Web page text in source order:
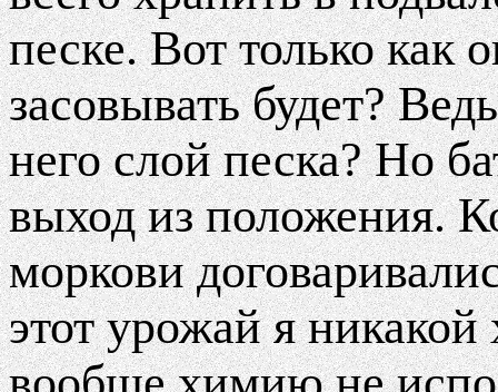
песке. Вот только как
засовывать будет?
него слой песка? Но
выход из положения.
моркови
этот урожай я